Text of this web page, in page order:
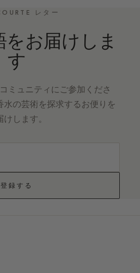
レター
お届けしま
す
ミュニティにご参加くださ
の芸術を探求するお便りを
けします。
登録する